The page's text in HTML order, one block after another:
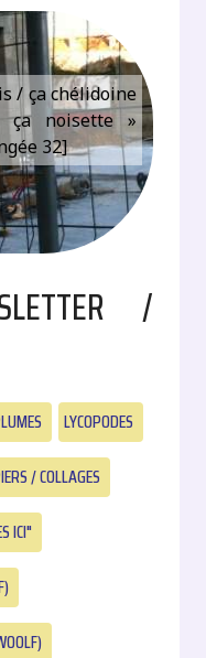
/ ça chélidoine
noisette »
32]
/
LYCOPODES
/ COLLAGES
ICI"